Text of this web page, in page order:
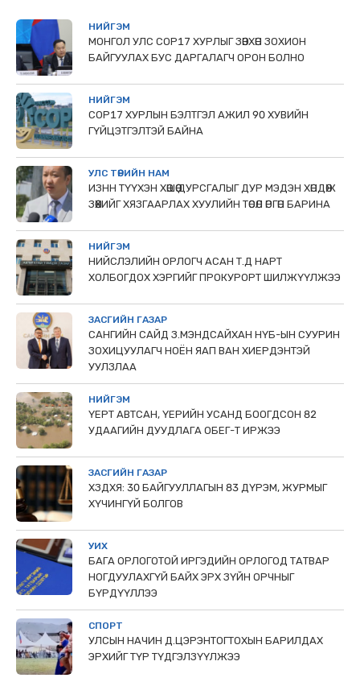
НИЙГЭМ
МОНГОЛ УЛС СОР17 ХУРЛЫГ ЗӨВХӨН ЗОХИОН
БАЙГУУЛАХ БУС ДАРГАЛАГЧ ОРОН БОЛНО
НИЙГЭМ
COP17 ХУРЛЫН БЭЛТГЭЛ АЖИЛ 90 ХУВИЙН
ГҮЙЦЭТГЭЛТЭЙ БАЙНА
УЛС ТӨРИЙН НАМ
ИЗНН ТҮҮХЭН ХӨШӨӨ ДУРСГАЛЫГ ДУР МЭДЭН ХӨНДӨЖ
ЗӨӨХИЙГ ХЯЗГААРЛАХ ХУУЛИЙН ТӨСӨЛ ӨРГӨН БАРИНА
НИЙГЭМ
НИЙСЛЭЛИЙН ОРЛОГЧ АСАН Т.Д НАРТ
ХОЛБОГДОХ ХЭРГИЙГ ПРОКУРОРТ ШИЛЖҮҮЛЖЭЭ
ЗАСГИЙН ГАЗАР
САНГИЙН САЙД З.МЭНДСАЙХАН НҮБ-ЫН СУУРИН
ЗОХИЦУУЛАГЧ НОЁН ЯАП ВАН ХИЕРДЭНТЭЙ
УУЛЗЛАА
НИЙГЭМ
ҮЕРТ АВТСАН, ҮЕРИЙН УСАНД БООГДСОН 82
УДААГИЙН ДУУДЛАГА ОБЕГ-Т ИРЖЭЭ
ЗАСГИЙН ГАЗАР
ХЗДХЯ: 30 БАЙГУУЛЛАГЫН 83 ДҮРЭМ, ЖУРМЫГ
ХҮЧИНГҮЙ БОЛГОВ
УИХ
БАГА ОРЛОГОТОЙ ИРГЭДИЙН ОРЛОГОД ТАТВАР
НОГДУУЛАХГҮЙ БАЙХ ЭРХ ЗҮЙН ОРЧНЫГ
БҮРДҮҮЛЛЭЭ
СПОРТ
УЛСЫН НАЧИН Д.ЦЭРЭНТОГТОХЫН БАРИЛДАХ
ЭРХИЙГ ТҮР ТҮДГЭЛЗҮҮЛЖЭЭ